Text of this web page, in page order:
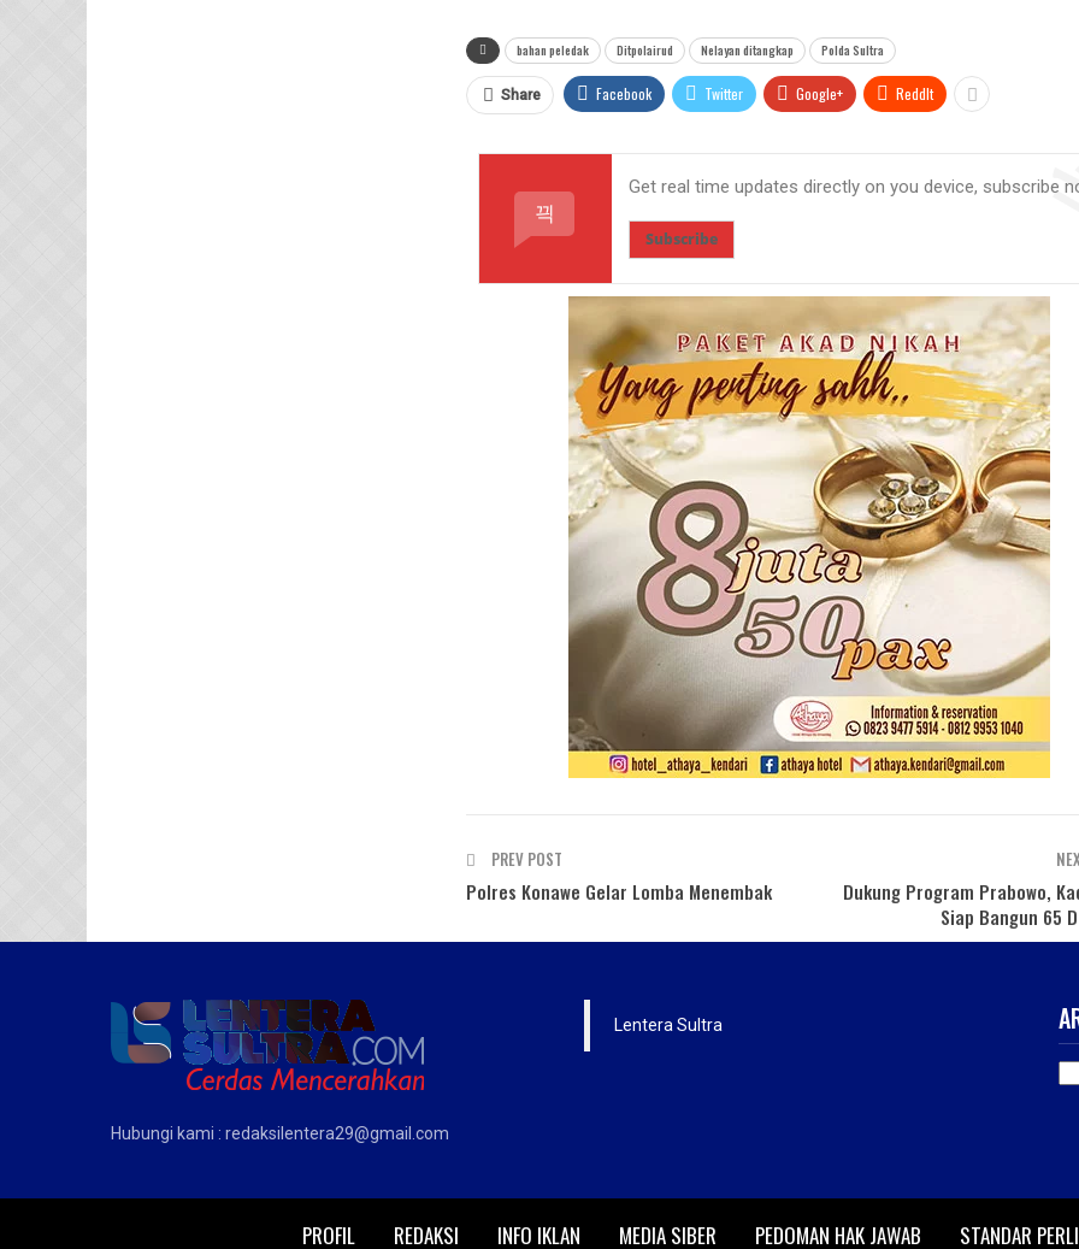
bahan peledak Ditpolairud Nelayan ditangkap Polda Sultra
Share Facebook Twitter Google+ ReddIt
Get real time updates directly on you device, subscribe
Subscribe
PREV POST
Polres Konawe Gelar Lomba Menembak
Dukung Program Prabowo,
Siap Bangun 65
Hubungi kami : redaksilentera29@gmail.com
Lentera Sultra
PROFIL REDAKSI INFO IKLAN MEDIA SIBER PEDOMAN HAK JAWAB STANDAR